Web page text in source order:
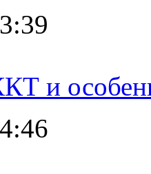
и